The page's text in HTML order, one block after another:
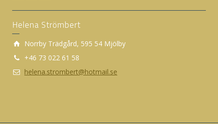
Helena Strömbert
Norrby Trädgård, 595 54 Mjölby
+46 73 022 61 58
helena.strombert@hotmail.se